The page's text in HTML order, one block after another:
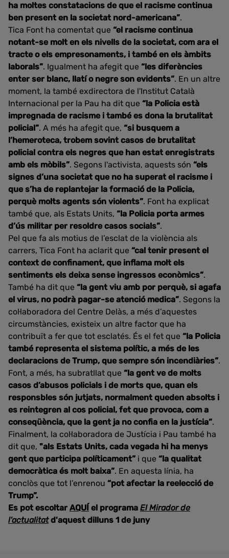
ha moltes constatacions de que el racisme continua
ben present en la societat nord-americana”.
Tica Font ha comentat que “el racisme continua
notant-se molt en els nivells de la societat, com ara el
tracte o els empresonaments, i també en els àmbits
laborals”. Igualment ha afegit que “les diferències
enter ser blanc, llatí o negre son evidents”. En un altre
moment, la també exdirectora de l'Institut Català
Internacional per la Pau ha dit que “la Policia està
impregnada de racisme i també es dona la brutalitat
policial”. A més ha afegit que, “si busquem a
l’hemeroteca, trobem sovint casos de brutalitat
policial contra els negres que han estat enregistrats
amb els mòbils”. Segons l'activista, aquests són “els
signes d’una societat que no ha superat el racisme i
que s’ha de replantejar la formació de la Policia,
perquè molts agents són violents”. Font ha explicat
també que, als Estats Units, “la Policia porta armes
d’ús militar per resoldre casos socials”.
Pel que fa als motius de l’esclat de la violència als
carrers, Tica Font ha aclarit que “cal tenir present el
context de confinament, que inflama molt els
sentiments els deixa sense ingressos econòmics”.
També ha dit que “la gent viu amb por perquè, si agafa
el virus, no podrà pagar-se atenció medica”. Segons la
col·laboradora del Centre Delàs, a més d’aquestes
circumstàncies, existeix un altre factor que ha
contribuït a fer que tot esclatés. És el fet que “la Policia
també representa el sistema polític, a més de les
declaracions de Trump, que sempre són incendiàries”.
Font, a més, ha subratllat que “la gent ve de molts
casos d’abusos policials i de morts que, quan els
responsbles són jutjats, normalment queden absolts i
es reintegren al cos policial, fet que provoca, com a
conseqüència, que la gent ja no confia en la justícia”.
Finalment, la col·laboradora de Justícia i Pau també ha
dit que, "als Estats Units, cada vegada hi ha menys
gent que participa políticament” i que “la qualitat
democràtica és molt baixa”. En aquesta línia, ha
conclòs que tot l’enrenou “pot afectar la reelecció de
Trump”.
Es pot escoltar AQUÍ el programa El Mirador de
l'actualitatd'aquest dilluns 1 de juny